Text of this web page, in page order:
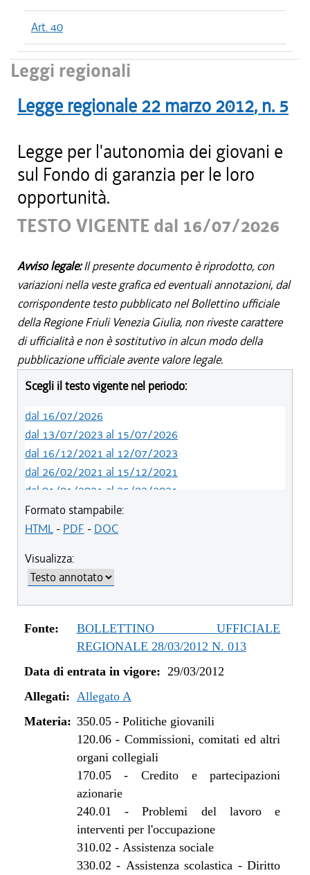
Art. 40
Leggi regionali
Legge regionale 22 marzo 2012, n. 5
Legge per l'autonomia dei giovani e
sul Fondo di garanzia per le loro
opportunità.
TESTO VIGENTE dal 16/07/2026
Avviso legale:Il presente documento è riprodotto, con
variazioni nella veste grafica ed eventuali annotazioni, dal
corrispondente testo pubblicato nel Bollettino ufficiale
della Regione Friuli Venezia Giulia, non riveste carattere
di ufficialità e non è sostitutivo in alcun modo della
pubblicazione ufficiale avente valore legale.
Scegli il testo vigente nel periodo:
dal 16/07/2026
dal 13/07/2023 al 15/07/2026
dal 16/12/2021 al 12/07/2023
dal 26/02/2021 al 15/12/2021
dal 01/01/2021 al 25/02/2021
dal 10/08/2019 al 31/12/2020
dal 11/07/2019 al 09/08/2019
dal 05/04/2018 al 07/11/2018
dal 05/01/2018 al 04/04/2018
dal 10/08/2017 al 04/01/2018
dal 13/06/2017 al 09/08/2017
dal 29/04/2017 al 12/06/2017
dal 01/01/2017 al 14/04/2017
dal 10/11/2016 al 31/12/2016
dal 13/08/2016 al 09/11/2016
dal 13/01/2016 al 12/08/2016
dal 01/07/2015 al 12/01/2016
dal 31/03/2015 al 30/06/2015
dal 07/01/2015 al 30/03/2015
dal 08/08/2014 al 06/01/2015
dal 22/05/2014 al 07/08/2014
dal 28/03/2014 al 21/05/2014
dal 07/01/2014 al 27/03/2014
Formato stampabile:
HTML- PDF - DOC
Visualizza:
Fonte:
BOLLETTINO UFFICIALE
REGIONALE 28/03/2012 N. 013
Data di entrata in vigore: 29/03/2012
Allegati: Allegato A
Materia: 350.05- Politiche giovanili
120.06- Commissioni, comitati ed altri
organi collegiali
170.05-Credito e partecipazioni
azionarie
240.01 -Problemi del lavoro e
interventi per l'occupazione
310.02 - Assistenza sociale
330.02 - Assistenza scolastica - Diritto